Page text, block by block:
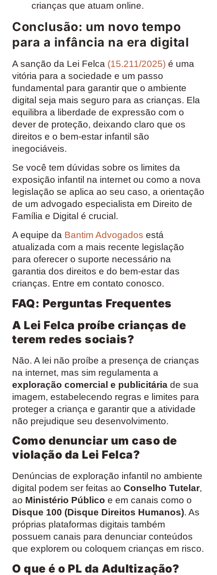
crianças que atuam online.
Conclusão: um novo tempo
para a infância na era digital
A sanção da Lei Felca (15.211/2025) é uma
vitória para a sociedade e um passo
fundamental para garantir que o ambiente
digital seja mais seguro para as crianças. Ela
equilibra a liberdade de expressão com o
dever de proteção, deixando claro que os
direitos e o bem-estar infantil são
inegociáveis.
Se você tem dúvidas sobre os limites da
exposição infantil na internet ou como a nova
legislação se aplica ao seu caso, a orientação
de um advogado especialista em Direito de
Família e Digital é crucial.
A equipe da Bantim Advogados está
atualizada com a mais recente legislação
para oferecer o suporte necessário na
garantia dos direitos e do bem-estar das
crianças. Entre em contato conosco.
FAQ: Perguntas Frequentes
A Lei Felca proíbe crianças de
terem redes sociais?
Não. A lei não proíbe a presença de crianças
na internet, mas sim regulamenta a
exploração comercial e publicitária de sua
imagem, estabelecendo regras e limites para
proteger a criança e garantir que a atividade
não prejudique seu desenvolvimento.
Como denunciar um caso de
violação da Lei Felca?
Denúncias de exploração infantil no ambiente
digital podem ser feitas ao Conselho Tutelar,
ao Ministério Público e em canais como o
Disque 100 (Disque Direitos Humanos). As
próprias plataformas digitais também
possuem canais para denunciar conteúdos
que explorem ou coloquem crianças em risco.
O que é o PL da Adultização?